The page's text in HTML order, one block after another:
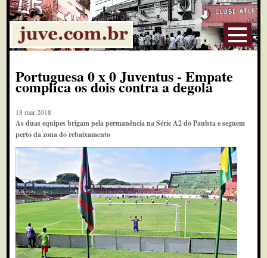
Portuguesa 0 x 0 Juventus - Empate
complica os dois contra a degola
18 mar 2018
As duas equipes brigam pela permanência na Série A2 do Paulsta e seguem
perto da zona do rebaixamento